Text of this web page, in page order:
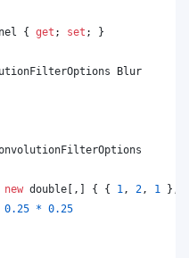
{ get ; set ; }
Blur
new double [ , ] { { 1 , 2 , 1 }
0.25 * 0.25